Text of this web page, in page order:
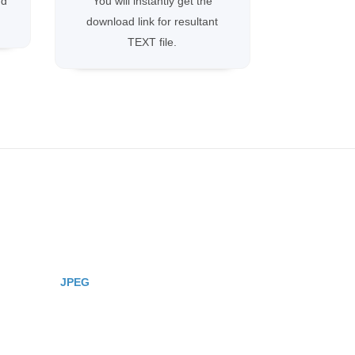
download link for resultant
TEXT file.
JPEG